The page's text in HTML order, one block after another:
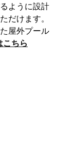
ように設計
だけます。
屋外プール
こちら